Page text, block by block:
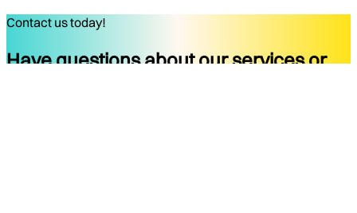
Contact us today!
Have questions about our services or